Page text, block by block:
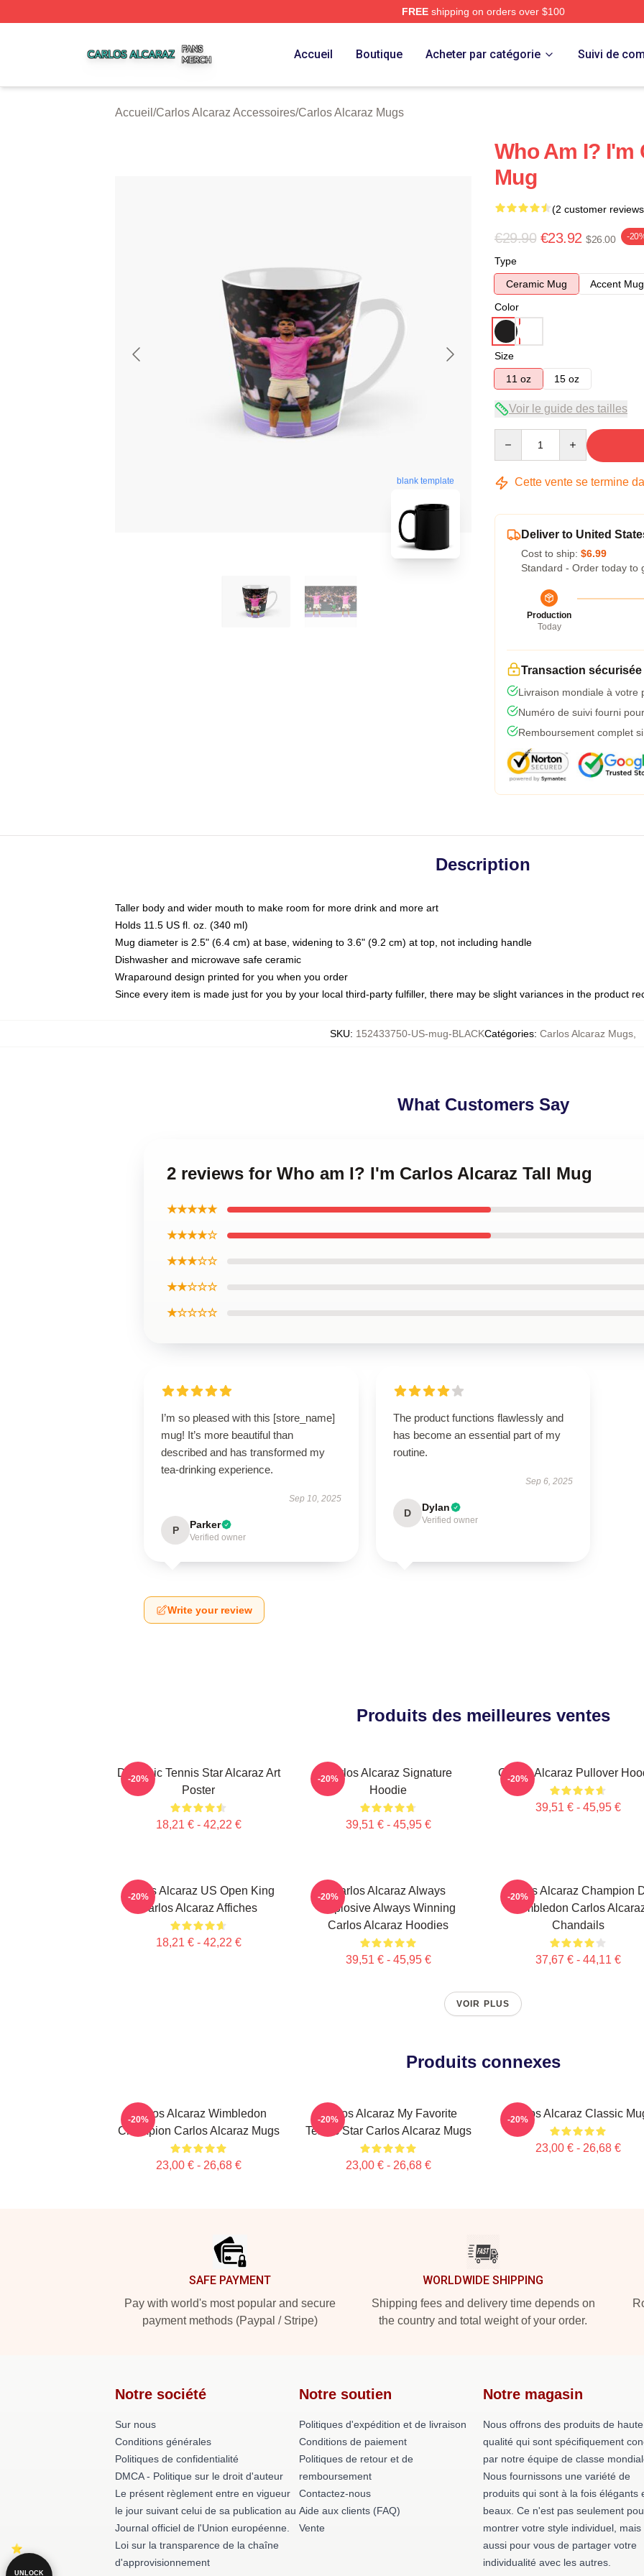
FREEshipping on orders over $100
Accueil Boutique Acheter par catégorie Suivi de
Accueil /Carlos Alcaraz Accessoires/Carlos Alcaraz Mugs
blank template
Who Am I? I'm
Mug
(2 customer
€29.90 €23.92 $26.00 -
Type
Ceramic Mug
Accent Mug
Color
Size
11 oz
15 oz
Voir le guide des tailles
Cette vente se termine
Deliver to United
Cost to ship: $6.99
Standard - Order today to
Production
Today
Transaction sécurisée
Livraison mondiale à votre
Numéro de suivi fourni
Remboursement complet
Description
Taller body and wider mouth to make room for more drink and more art
Holds 11.5 US fl. oz. (340 ml)
Mug diameter is 2.5" (6.4 cm) at base, widening to 3.6" (9.2 cm) at top, not including handle
Dishwasher and microwave safe ceramic
Wraparound design printed for you when you order
Since every item is made just for you by your local third-party fulfiller, there may be slight variances in the product
SKU: 152433750-US-mug-BLACKCatégories: Carlos Alcaraz Mugs
What Customers Say
2 reviews for Who am I? I'm Carlos Alcaraz Tall Mug
★★★★★
★★★★☆
★★★☆☆
★★☆☆☆
★☆☆☆☆
I’m so pleased with this [store_name]
mug! It’s more beautiful than
described and has transformed my
tea-drinking experience.
Sep 10, 2025
P Parker
Verified owner
The product functions flawlessly and
has become an essential part of my
routine.
Sep 6, 2025
D Dylan
Verified owner
Write your review
Produits des meilleures ventes
Dynamic Tennis Star Alcaraz Art
Poster
18,21 € - 42,22 €
-20%
Carlos Alcaraz Signature
Hoodie
39,51 € - 45,95 €
-20% Carlos Alcaraz Pullover
39,51 € - 45,95 €
-20%
Carlos Alcaraz US Open King
Carlos Alcaraz Affiches
18,21 € - 42,22 €
-20%
Carlos Alcaraz Always
Explosive Always Winning
Carlos Alcaraz Hoodies
39,51 € - 45,95 €
-20%
Carlos Alcaraz Champion
Wimbledon Carlos
Chandails
37,67 € - 44,11 €
-20%
VOIR PLUS
Produits connexes
Carlos Alcaraz Wimbledon
Champion Carlos Alcaraz Mugs
23,00 € - 26,68 €
-20%
Carlos Alcaraz My Favorite
Tennis Star Carlos Alcaraz Mugs
23,00 € - 26,68 €
-20% Carlos Alcaraz Classic
23,00 € - 26,68 €
-20%
SAFE PAYMENT
Pay with world's most popular and secure
payment methods (Paypal / Stripe)
WORLDWIDE SHIPPING
Shipping fees and delivery time depends on
the country and total weight of your order.
Notre société
Sur nous
Conditions générales
Politiques de confidentialité
DMCA - Politique sur le droit d'auteur
Le présent règlement entre en vigueur
le jour suivant celui de sa publication au
Journal officiel de l'Union européenne.
Loi sur la transparence de la chaîne
d'approvisionnement
Notre soutien
Politiques d'expédition et de livraison
Conditions de paiement
Politiques de retour et de
remboursement
Contactez-nous
Aide aux clients (FAQ)
Vente
Notre magasin
Nous offrons des produits de haute
qualité qui sont spécifiquement
par notre équipe de classe
Nous fournissons une variété de
produits qui sont à la fois élégants
beaux. Ce n'est pas seulement
montrer votre style individuel, mais
aussi pour vous de partager votre
individualité avec les autres.
UNLOCK